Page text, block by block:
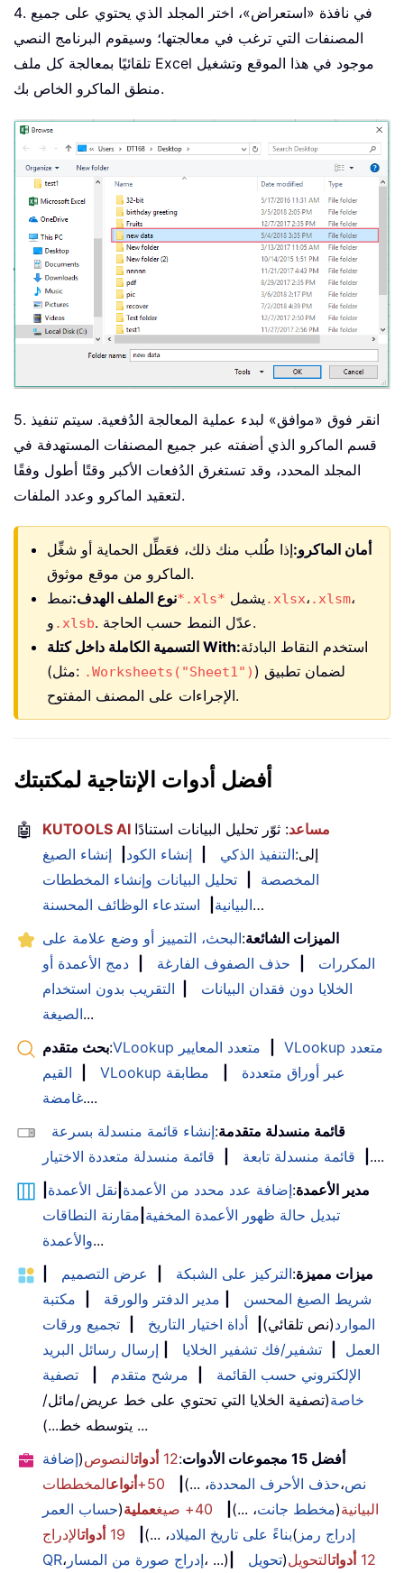
4. في نافذة «استعراض»، اختر المجلد الذي يحتوي على جميع
المصنفات التي ترغب في معالجتها؛ وسيقوم البرنامج النصي
تلقائيًا بمعالجة كل ملف Excel موجود في هذا الموقع وتشغيل
منطق الماكرو الخاص بك.
5. انقر فوق «موافق» لبدء عملية المعالجة الدُفعية. سيتم تنفيذ
قسم الماكرو الذي أضفته عبر جميع المصنفات المستهدفة في
المجلد المحدد، وقد تستغرق الدُفعات الأكبر وقتًا أطول وفقًا
لتعقيد الماكرو وعدد الملفات.
أمان الماكرو:إذا طُلب منك ذلك، فعَطِّل الحماية أو شغِّل
الماكرو من موقع موثوق.
نوع الملف الهدف:نمط *.xls* يشمل .xlsx، .xlsm،
و .xlsb
. عدّل النمط حسب الحاجة.
التسمية الكاملة داخل كتلة With:استخدم النقاط البادئة
(مثل: .Worksheets("Sheet1") ) لضمان تطبيق
الإجراءات على المصنف المفتوح.
أفضل أدوات الإنتاجية لمكتبتك
🤖 KUTOOLS AI مساعد: ثوّر تحليل البيانات استنادًا
إلى:التنفيذ الذكي إنشاء الكود
إنشاء الصيغ
المخصصة
تحليل البيانات وإنشاء المخططات
البيانية
استدعاء الوظائف المحسنة
…
الميزات الشائعة:البحث، التمييز أو وضع علامة على
المكررات
حذف الصفوف الفارغة
دمج الأعمدة أو
الخلايا دون فقدان البيانات
التقريب بدون استخدام
الصيغة...
بحث متقدم: VLookup متعدد المعايير
VLookup متعدد
القيم
VLookup عبر أوراق متعددة
مطابقة
غامضة....
قائمة منسدلة متقدمة:إنشاء قائمة منسدلة بسرعة
قائمة منسدلة تابعة قائمة منسدلة متعددة الاختيار
....
مدير الأعمدة:إضافة عدد محدد من الأعمدة نقل الأعمدة
تبديل حالة ظهور الأعمدة المخفية مقارنة النطاقات
والأعمدة...
ميزات مميزة:التركيز على الشبكة عرض التصميم
شريط الصيغ المحسن
مدير الدفتر والورقة
مكتبة
الموارد(نص تلقائي) أداة اختيار التاريخ
تجميع ورقات
العمل
تشفير/فك تشفير الخلايا
إرسال رسائل البريد
الإلكتروني حسب القائمة
مرشح متقدم
تصفية
خاصة(تصفية الخلايا التي تحتوي على خط عريض/مائل/
يتوسطه خط...) ...
أفضل 15 مجموعات الأدوات
:
12 أدواتالنصوص(إضافة
نص،حذف الأحرف المحددة، ...) 50+ أنواعالمخططات
البيانية(مخطط جانت، ...) 40+ صيغ عملية(حساب العمر
بناءً على تاريخ الميلاد، ...) 19 أدواتالإدراج ( إدراج رمز
QR، إدراج صورة من المسار، ...) 12 أدواتالتحويل(تحويل